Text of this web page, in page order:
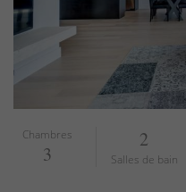
Chambres
3
2
Salles de bain